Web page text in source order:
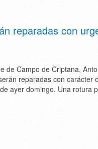
reparadas con
de Campo de Criptana,
reparadas con carácter
ayer domingo. Una rotura